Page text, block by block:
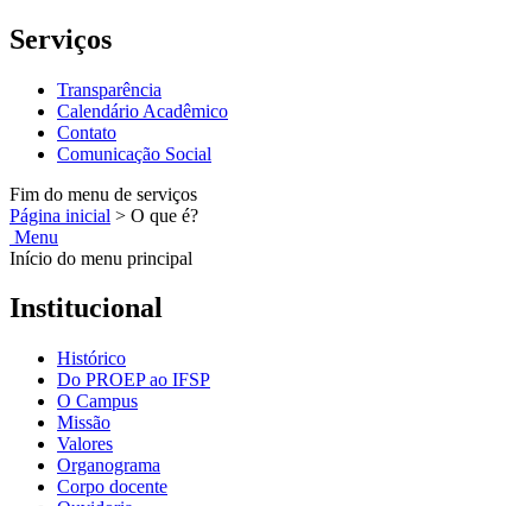
Serviços
Transparência
Calendário Acadêmico
Contato
Comunicação Social
Fim do menu de serviços
Página inicial > O que é?
Menu
Início do menu principal
Institucional
Histórico
Do PROEP ao IFSP
O Campus
Missão
Valores
Organograma
Corpo docente